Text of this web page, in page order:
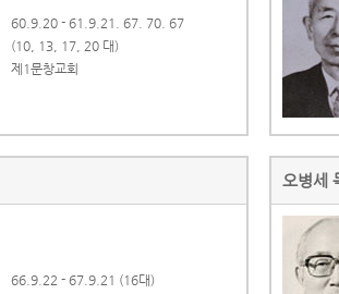
60.9.20 - 61.9.21. 67. 70. 67
(10, 13, 17, 20 대)
제1문창교회
66.9.22 - 67.9.21 (16대)
오병세